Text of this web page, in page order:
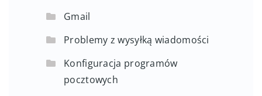
Gmail
Problemy z wysyłką wiadomości
Konfiguracja programów
pocztowych